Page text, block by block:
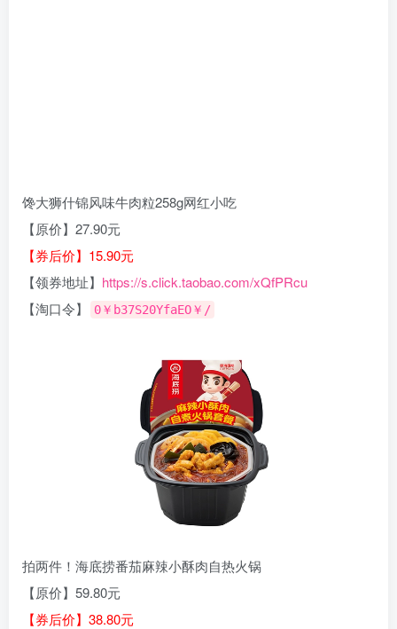
馋大狮什锦风味牛肉粒258g网红小吃
【原价】27.90元
【券后价】15.90元
【领券地址】 https://s.click.taobao.com/xQfPRcu
【淘口令】
0￥b37S20YfaEO￥/
拍两件！海底捞番茄麻辣小酥肉自热火锅
【原价】59.80元
【券后价】38.80元